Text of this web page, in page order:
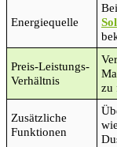
Energiequelle
Preis-Leistungs-
Verhältnis
zu
Zusätzliche
Funktionen